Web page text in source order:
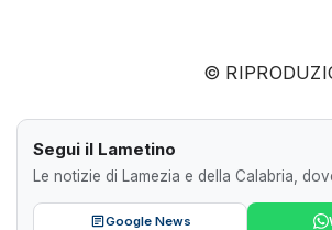
©
Segui il Lametino
Le notizie di Lamezia e della Calabria,
Google News